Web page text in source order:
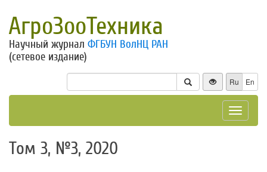
АгроЗооТехника
Научный журнал ФГБУН ВолНЦ РАН
(сетевое издание)
Ru En
Toggle
Том 3, №3, 2020